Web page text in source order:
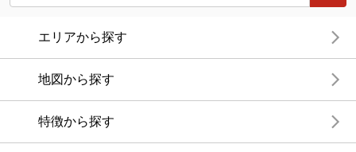
エリアから探す
地図から探す
特徴から探す